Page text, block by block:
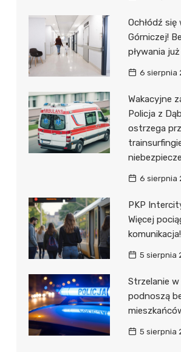
Ochłódź
Górniczej!
pływania
6 sierpnia
Wakacyjne
Policja z
ostrzega
6 sierpnia
PKP
Więcej
komunikacja!
5 sierpnia
Strzelanie
podnoszą
5 sierpnia